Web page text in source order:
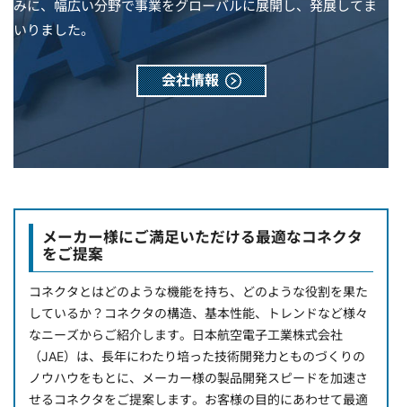
みに、幅広い分野で事業をグローバルに展開し、発展してま
いりました。
会社情報
メーカー様にご満足いただける最適なコネクタ
をご提案
コネクタとはどのような機能を持ち、どのような役割を果た
しているか？コネクタの構造、基本性能、トレンドなど様々
なニーズからご紹介します。日本航空電子工業株式会社
（JAE）は、長年にわたり培った技術開発力とものづくりの
ノウハウをもとに、メーカー様の製品開発スピードを加速さ
せるコネクタをご提案します。お客様の目的にあわせて最適